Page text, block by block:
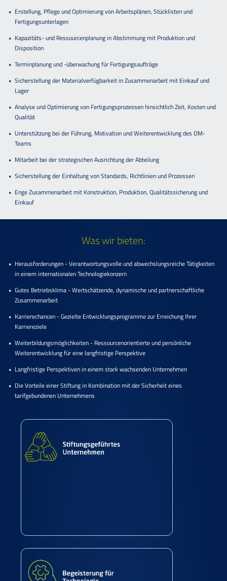
Erstellung, Pflege und Optimierung von Arbeitsplänen, Stücklisten und
Fertigungsunterlagen
Kapazitäts- und Ressourcenplanung in Abstimmung mit Produktion und
Disposition
Terminplanung und -überwachung für Fertigungsaufträge
Sicherstellung der Materialverfügbarkeit in Zusammenarbeit mit Einkauf und
Lager
Analyse und Optimierung von Fertigungsprozessen hinsichtlich Zeit, Kosten und
Qualität
Unterstützung bei der Führung, Motivation und Weiterentwicklung des OM-
Teams
Mitarbeit bei der strategischen Ausrichtung der Abteilung
Sicherstellung der Einhaltung von Standards, Richtlinien und Prozessen
Enge Zusammenarbeit mit Konstruktion, Produktion, Qualitätssicherung und
Einkauf
Was wir bieten:
Herausforderungen - Verantwortungsvolle und abwechslungsreiche Tätigkeiten
in einem internationalen Technologiekonzern
Gutes Betriebsklima - Wertschätzende, dynamische und partnerschaftliche
Zusammenarbeit
Karrierechancen - Gezielte Entwicklungsprogramme zur Erreichung Ihrer
Karriereziele
Weiterbildungsmöglichkeiten - Ressourcenorientierte und persönliche
Weiterentwicklung für eine langfristige Perspektive
Langfristige Perspektiven in einem stark wachsenden Unternehmen
Die Vorteile einer Stiftung in Kombination mit der Sicherheit eines
tarifgebundenen Unternehmens